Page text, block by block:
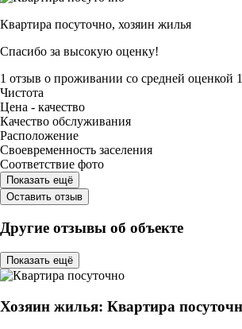
Квартира посуточно, хозяин жилья
Спасибо за высокую оценку!
1 отзыв о проживании со средней оценкой
Чистота
Цена - качество
Качество обслуживания
Расположение
Своевременность заселения
Соответствие фото
Показать ещё
Оставить отзыв
Другие отзывы об объекте
Показать ещё
Хозяин жилья: Квартира